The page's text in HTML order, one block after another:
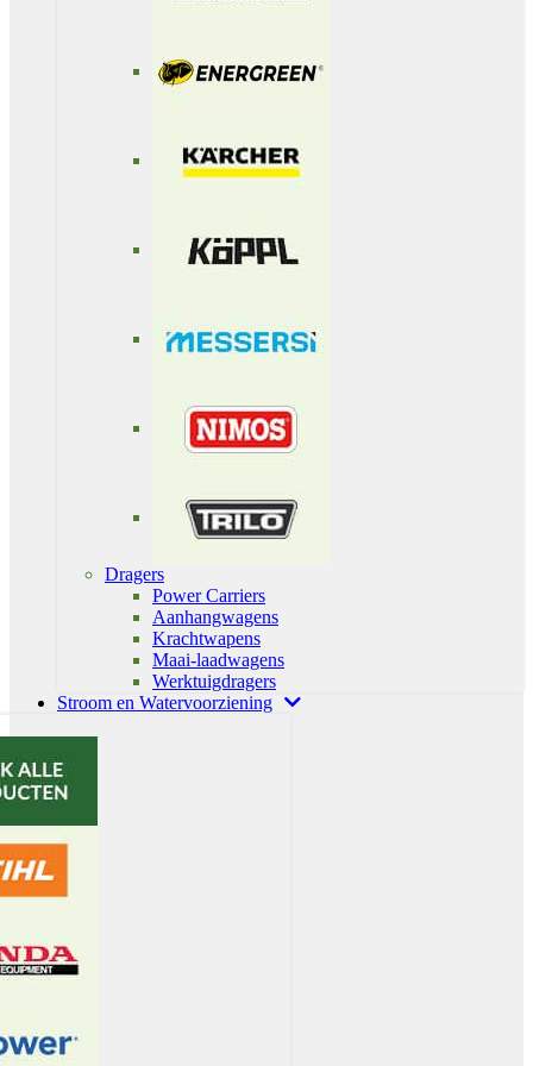
Dragers
Power Carriers
Aanhangwagens
Krachtwapens
Maai-laadwagens
Werktuigdragers
Stroom en Watervoorziening